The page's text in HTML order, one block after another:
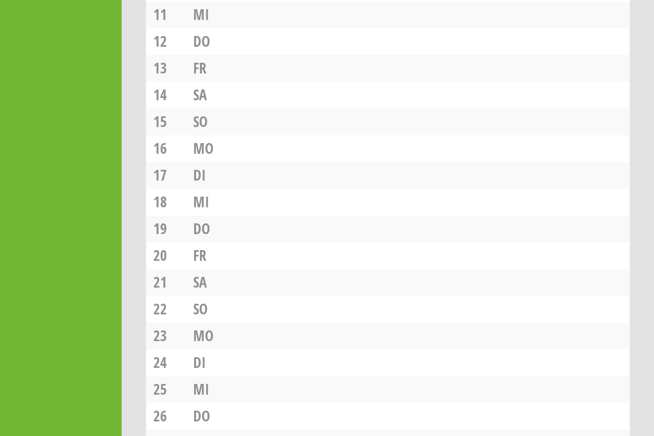
11
MI
12
DO
13
FR
14
SA
15
SO
16
MO
17
DI
18
MI
19
DO
20
FR
21
SA
22
SO
23
MO
24
DI
25
MI
26
DO